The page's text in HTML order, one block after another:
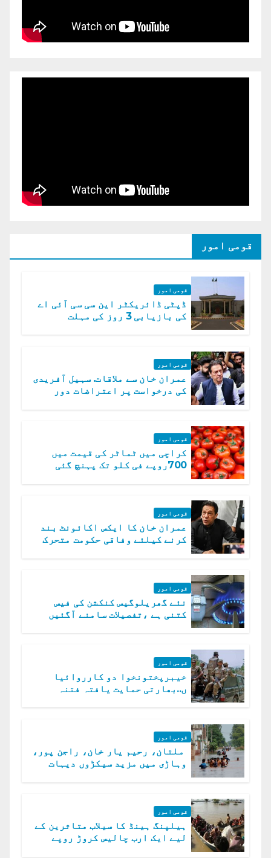
قومی امور
قومی امور
ڈپٹی ڈائریکٹر این سی سی آئی اے
کی بازیابی 3 روز کی مہلت
قومی امور
عمران خان سے ملاقات. سہیل آفریدی
کی درخواست پر اعتراضات دور
قومی امور
کراچی میں ٹماٹر کی قیمت میں
700روپے فی کلو تک پہنچ گئی
قومی امور
عمران خان کا ایکس اکائونٹ بند
کرنے کیلئے وفاقی حکومت متحرک
قومی امور
نئے گھریلوگیس کنکشن کی فیس
کتنی ہے ،تفصیلات سامنے آگئیں
قومی امور
خیبرپختونخوا دو کارروائیا
ں..بھارتی حمایت یافتہ فتنہ
قومی امور
ملتان، رحیم یار خان، راجن پور،
وہاڑی میں مزید سیکڑوں دیہات
قومی امور
ہیلپنگ ہینڈ کا سیلاب متاثرین کے
لیے ایک ارب چالیس کروڑ روپے